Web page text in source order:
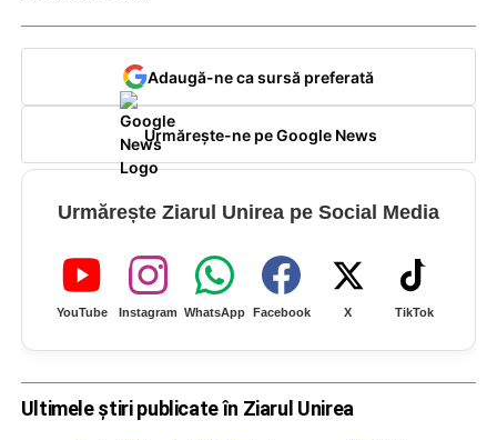
Adaugă-ne ca sursă preferată
Urmărește-ne pe Google News
Urmărește Ziarul Unirea pe Social Media
YouTube Instagram WhatsApp Facebook X TikTok
Ultimele știri publicate în Ziarul Unirea